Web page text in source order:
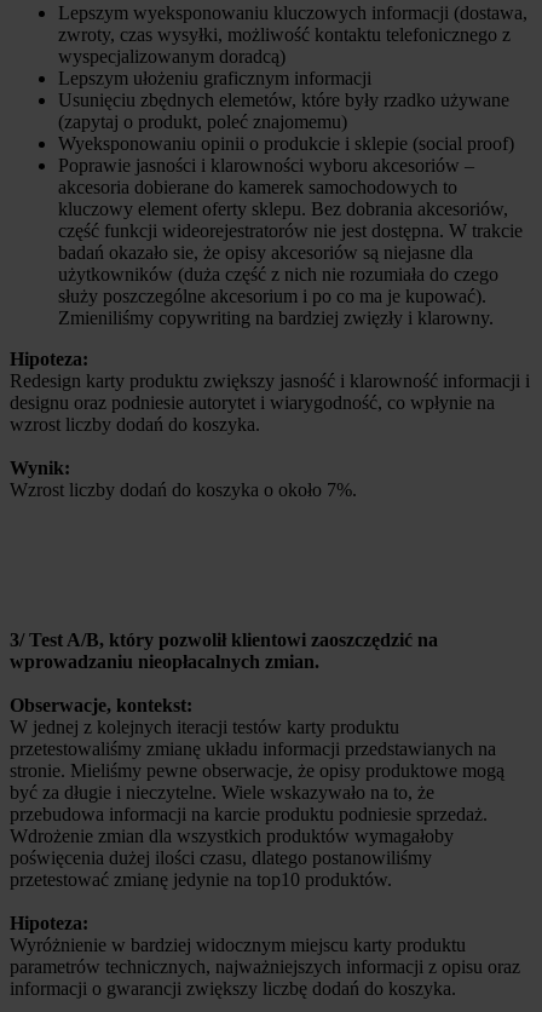
Lepszym wyeksponowaniu kluczowych informacji (dostawa,
zwroty, czas wysyłki, możliwość kontaktu telefonicznego z
wyspecjalizowanym doradcą)
Lepszym ułożeniu graficznym informacji
Usunięciu zbędnych elemetów, które były rzadko używane
(zapytaj o produkt, poleć znajomemu)
Wyeksponowaniu opinii o produkcie i sklepie (social proof)
Poprawie jasności i klarowności wyboru akcesoriów –
akcesoria dobierane do kamerek samochodowych to
kluczowy element oferty sklepu. Bez dobrania akcesoriów,
część funkcji wideorejestratorów nie jest dostępna. W trakcie
badań okazało sie, że opisy akcesoriów są niejasne dla
użytkowników (duża część z nich nie rozumiała do czego
służy poszczególne akcesorium i po co ma je kupować).
Zmieniliśmy copywriting na bardziej zwięzły i klarowny.
Hipoteza:
Redesign karty produktu zwiększy jasność i klarowność informacji i
designu oraz podniesie autorytet i wiarygodność, co wpłynie na
wzrost liczby dodań do koszyka.
Wynik:
Wzrost liczby dodań do koszyka o około 7%.
3/ Test A/B, który pozwolił klientowi zaoszczędzić na
wprowadzaniu nieopłacalnych zmian.
Obserwacje, kontekst:
W jednej z kolejnych iteracji testów karty produktu
przetestowaliśmy zmianę układu informacji przedstawianych na
stronie. Mieliśmy pewne obserwacje, że opisy produktowe mogą
być za długie i nieczytelne. Wiele wskazywało na to, że
przebudowa informacji na karcie produktu podniesie sprzedaż.
Wdrożenie zmian dla wszystkich produktów wymagałoby
poświęcenia dużej ilości czasu, dlatego postanowiliśmy
przetestować zmianę jedynie na top10 produktów.
Hipoteza:
Wyróżnienie w bardziej widocznym miejscu karty produktu
parametrów technicznych, najważniejszych informacji z opisu oraz
informacji o gwarancji zwiększy liczbę dodań do koszyka.